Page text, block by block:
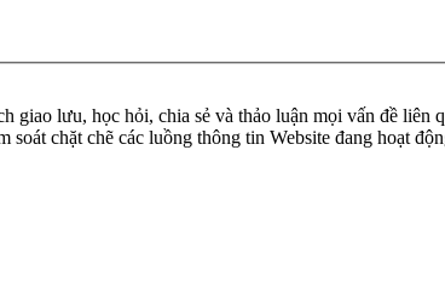
lưu, học hỏi, chia sẻ và thảo luận mọi vấn đề liên
chặt chẽ các luồng thông tin Website đang hoạt